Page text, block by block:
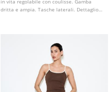
in vita regolabile con coulisse. Gamba
dritta e ampia. Tasche laterali. Dettaglio